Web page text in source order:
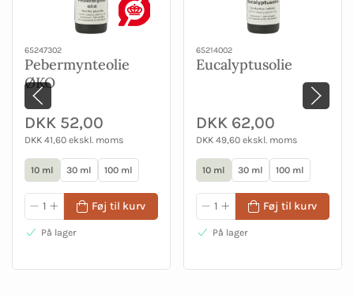
65247302
Pebermynteolie
ØKO
DKK 52,00
DKK 41,60 ekskl. moms
10 ml 30 ml 100 ml
Føj til kurv
På lager
65214002
Eucalyptusolie
DKK 62,00
DKK 49,60 ekskl. moms
10 ml 30 ml 100 ml
Føj til kurv
På lager